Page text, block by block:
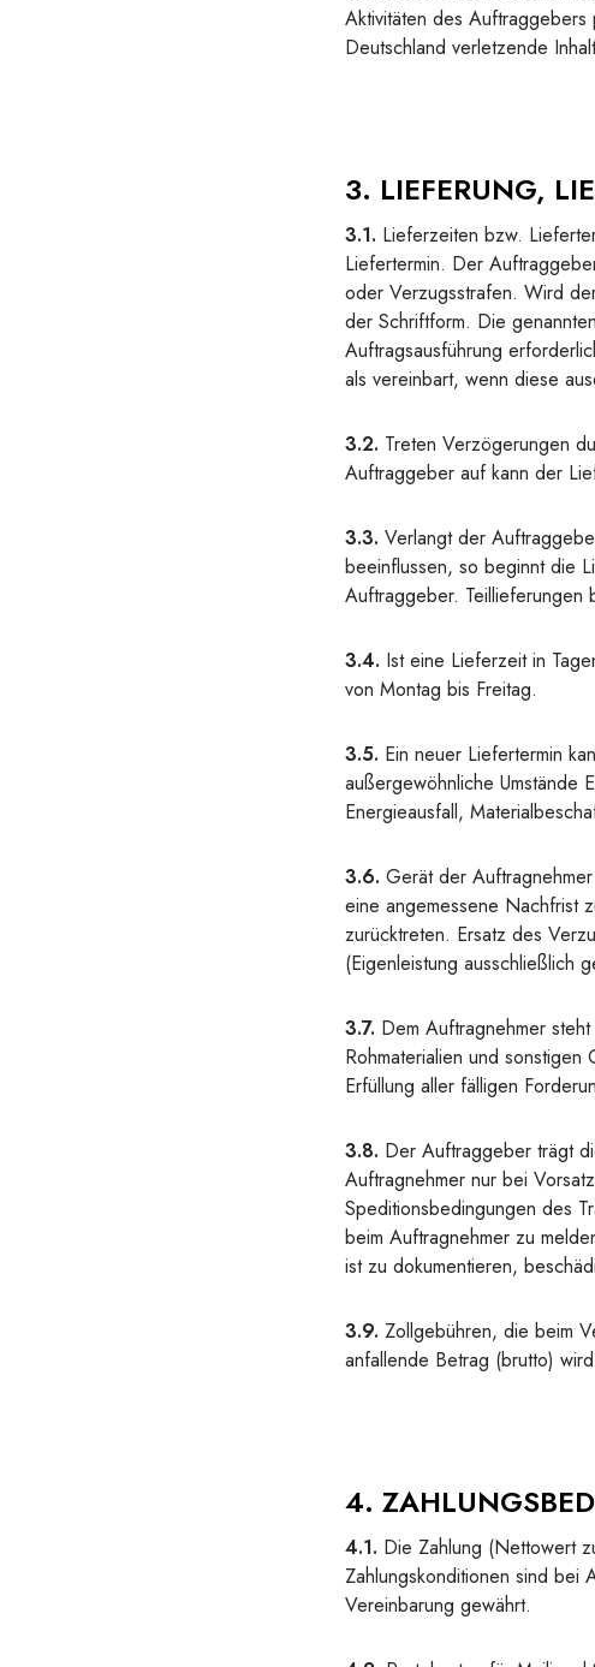
Aktivitäten des
Deutschland verletzende
3. LIEFERUNG,
3.1. Lieferzeiten bzw.
Liefertermin. Der
oder Verzugsstrafen. Wird
der Schriftform. Die
Auftragsausführung
als vereinbart, wenn diese
3.2. Treten Verzögerungen
Auftraggeber auf kann der
3.3. Verlangt der
beeinflussen, so beginnt die
Auftraggeber. Teillieferungen
3.4. Ist eine Lieferzeit in
von Montag bis Freitag.
3.5. Ein neuer Liefertermin
außergewöhnliche Umstände
Energieausfall,
3.6. Gerät der
eine angemessene Nachfrist
zurücktreten. Ersatz des
(Eigenleistung ausschließlich
3.7. Dem Auftragnehmer
Rohmaterialien und
Erfüllung aller fälligen
3.8. Der Auftraggeber trägt
Auftragnehmer nur bei
Speditionsbedingungen des
beim Auftragnehmer zu
ist zu dokumentieren,
3.9. Zollgebühren, die beim
anfallende Betrag (brutto)
4.
4.1. Die Zahlung (Nettowert
Zahlungskonditionen sind bei
Vereinbarung gewährt.